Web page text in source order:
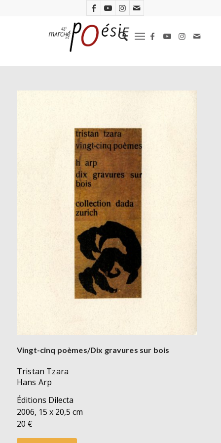
Vingt-cinq poèmes/Dix gravures sur bois
Tristan Tzara
Hans Arp
Éditions Dilecta
2006, 15 x 20,5 cm
20 €